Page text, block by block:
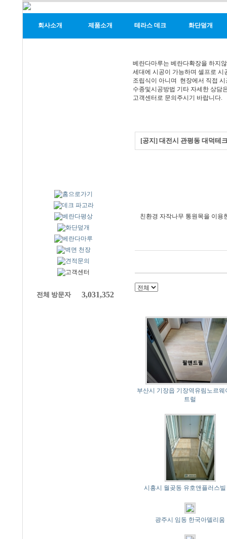
회사소개 제품소개 테라스 데크 화단덮개
전체 방문자 3,031,352
베란다마루는 베란다확장을 하지
세대에 시공이 가능하며 셀프로 시
조립식이 아니며 현장에서 직접
수종및시공방법 기타 자세한 상담
고객센터로 문의주시기 바랍니다.
[공지] 대전시 관평동 대덕테
친환경 자작나무 통원목을 이용
부산시 기장읍 기장역유림노르웨
트럴
시흥시 월곶동 유호앤플러스빌
광주시 임동 한국아델리움